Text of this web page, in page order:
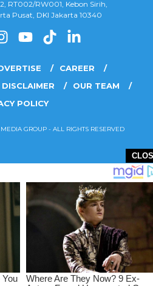
RT002/RW001, Kebon Sirih,
Pusat, DKI Jakarta 10340
CAREER
DISCLAIMER
OUR TEAM
POLICY
GROUP - ALL RIGHTS RESERVED